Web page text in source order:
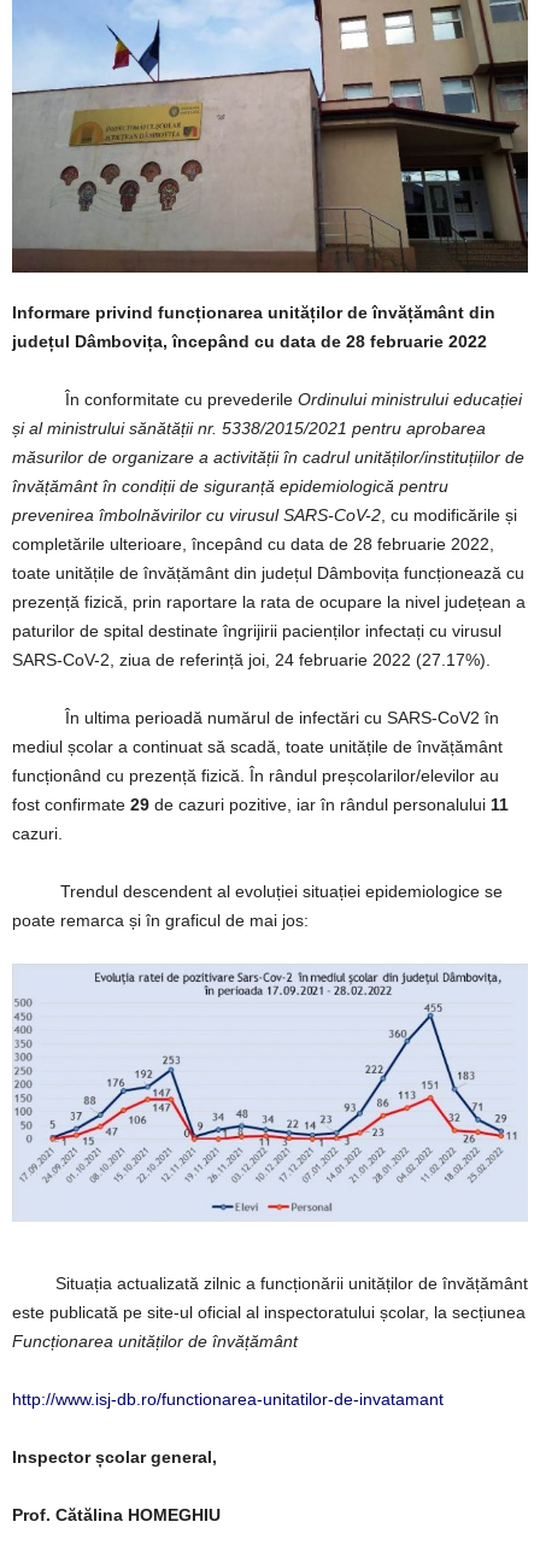
Informare privind funcționarea unităților de învățământ din
județul Dâmbovița, începând cu data de 28 februarie 2022
În conformitate cu prevederile Ordinului ministrului educației
și al ministrului sănătății nr. 5338/2015/2021 pentru aprobarea
măsurilor de organizare a activității în cadrul unităților/instituțiilor de
învățământ în condiții de siguranță epidemiologică pentru
prevenirea îmbolnăvirilor cu virusul SARS-CoV-2 , cu modificările și
completările ulterioare, începând cu data de 28 februarie 2022,
toate unitățile de învățământ din județul Dâmbovița funcționează cu
prezență fizică, prin raportare la rata de ocupare la nivel județean a
paturilor de spital destinate îngrijirii pacienților infectați cu virusul
SARS-CoV-2, ziua de referință joi, 24 februarie 2022 (27.17%).
În ultima perioadă numărul de infectări cu SARS-CoV2 în
mediul școlar a continuat să scadă, toate unitățile de învățământ
funcționând cu prezență fizică. În rândul preșcolarilor/elevilor au
fost confirmate 29 de cazuri pozitive, iar în rândul personalului 11
cazuri.
Trendul descendent al evoluției situației epidemiologice se
poate remarca și în graficul de mai jos:
Situația actualizată zilnic a funcționării unităților de învățământ
este publicată pe site-ul oficial al inspectoratului școlar, la secțiunea
Funcționarea unităților de învățământ
http://www.isj-db.ro/functionarea-unitatilor-de-invatamant
Inspector școlar general,
Prof. Cătălina HOMEGHIU